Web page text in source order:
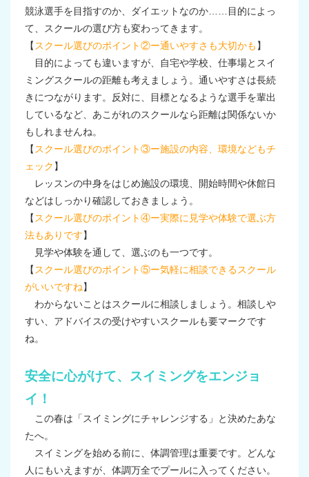
競泳選手を目指すのか、ダイエットなのか……目的によっ
て、スクールの選び方も変わってきます。
【 スクール選びのポイント②ー通いやすさも大切かも 】
目的によっても違いますが、自宅や学校、仕事場とスイ
ミングスクールの距離も考えましょう。通いやすさは長続
きにつながります。反対に、目標となるような選手を輩出
しているなど、あこがれのスクールなら距離は関係ないか
もしれませんね。
【 スクール選びのポイント③ー施設の内容、環境などもチ
ェック 】
レッスンの中身をはじめ施設の環境、開始時間や休館日
などはしっかり確認しておきましょう。
【 スクール選びのポイント④ー実際に見学や体験で選ぶ方
法もありです】
見学や体験を通して、選ぶのも一つです。
【 スクール選びのポイント⑤ー気軽に相談できるスクール
がいいですね】
わからないことはスクールに相談しましょう。相談しや
すい、アドバイスの受けやすいスクールも要マークです
ね。
安全に心がけて、スイミングをエンジョ
イ！
この春は「スイミングにチャレンジする」と決めたあな
たへ。
スイミングを始める前に、体調管理は重要です。どんな
人にもいえますが、体調万全でプールに入ってください。